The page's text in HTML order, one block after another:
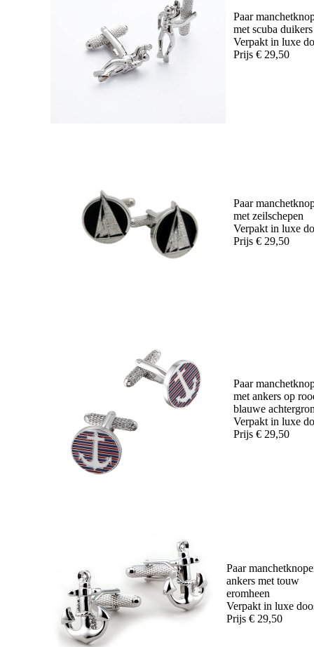
Paar
met scuba duikers
Verpakt in luxe
Prijs € 29,50
Paar
met zeilschepen
Verpakt in luxe
Prijs € 29,50
Paar
met ankers op
blauwe
Verpakt in luxe
Prijs € 29,50
Paar
ankers met touw
eromheen
Verpakt in luxe
Prijs € 29,50